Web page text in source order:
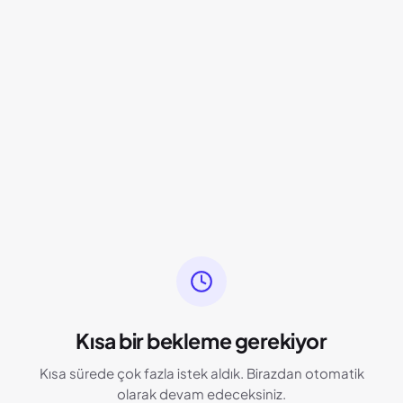
Kısa bir bekleme gerekiyor
Kısa sürede çok fazla istek aldık. Birazdan otomatik
olarak devam edeceksiniz.